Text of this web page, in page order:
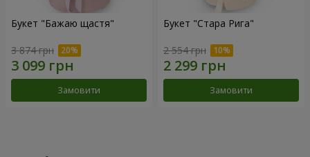
Букет "Бажаю щастя"
3 874 грн
Замовити
Букет "Стара Рига"
2 554 грн
Замовити